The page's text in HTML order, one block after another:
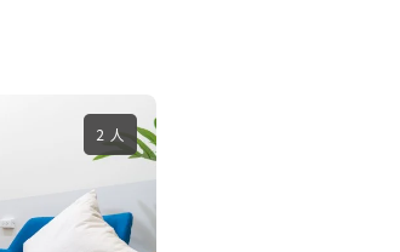
2 人